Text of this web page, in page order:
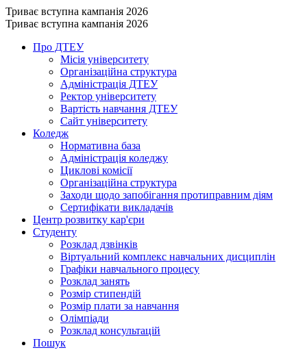
Триває вступна кампанія 2026
Триває вступна кампанія 2026
Про ДТЕУ
Місія університету
Організаційна структура
Адміністрація ДТЕУ
Ректор університету
Вартість навчання ДТЕУ
Сайт університету
Коледж
Нормативна база
Адміністрація коледжу
Циклові комісії
Організаційна структура
Заходи щодо запобігання протиправним діям
Сертифікати викладачів
Центр розвитку кар'єри
Студенту
Розклад дзвінків
Віртуальний комплекс навчальних дисциплін
Графіки навчального процесу
Розклад занять
Розмір стипендій
Розмір плати за навчання
Олімпіади
Розклад консультацій
Пошук